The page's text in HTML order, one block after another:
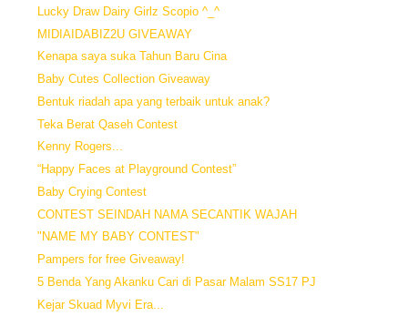
Lucky Draw Dairy Girlz Scopio ^_^
MIDIAIDABIZ2U GIVEAWAY
Kenapa saya suka Tahun Baru Cina
Baby Cutes Collection Giveaway
Bentuk riadah apa yang terbaik untuk anak?
Teka Berat Qaseh Contest
Kenny Rogers...
“Happy Faces at Playground Contest”
Baby Crying Contest
CONTEST SEINDAH NAMA SECANTIK WAJAH
"NAME MY BABY CONTEST"
Pampers for free Giveaway!
5 Benda Yang Akanku Cari di Pasar Malam SS17 PJ
Kejar Skuad Myvi Era...